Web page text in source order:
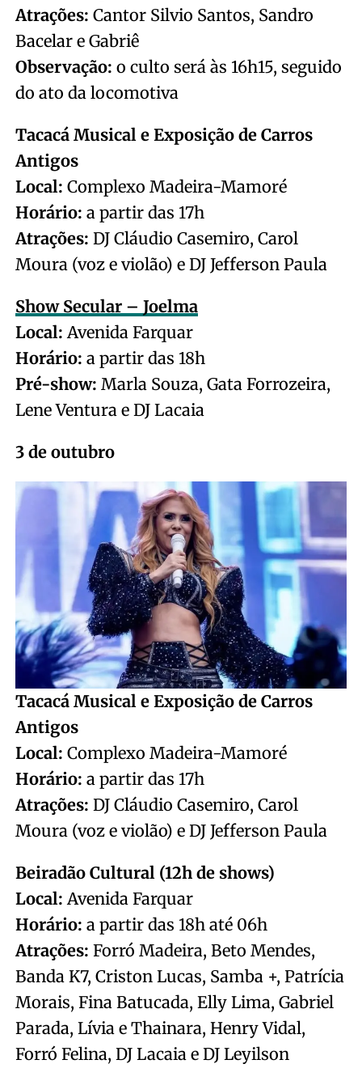
Atrações: Cantor Silvio Santos, Sandro
Bacelar e Gabriê
Observação: o culto será às 16h15, seguido
do ato da locomotiva
Tacacá Musical e Exposição de Carros
Antigos
Local: Complexo Madeira-Mamoré
Horário: a partir das 17h
Atrações: DJ Cláudio Casemiro, Carol
Moura (voz e violão) e DJ Jefferson Paula
Show Secular – Joelma
Local: Avenida Farquar
Horário: a partir das 18h
Pré-show: Marla Souza, Gata Forrozeira,
Lene Ventura e DJ Lacaia
3 de outubro
Tacacá Musical e Exposição de Carros
Antigos
Local: Complexo Madeira-Mamoré
Horário: a partir das 17h
Atrações: DJ Cláudio Casemiro, Carol
Moura (voz e violão) e DJ Jefferson Paula
Beiradão Cultural (12h de shows)
Local: Avenida Farquar
Horário: a partir das 18h até 06h
Atrações: Forró Madeira, Beto Mendes,
Banda K7, Criston Lucas, Samba +, Patrícia
Morais, Fina Batucada, Elly Lima, Gabriel
Parada, Lívia e Thainara, Henry Vidal,
Forró Felina, DJ Lacaia e DJ Leyilson